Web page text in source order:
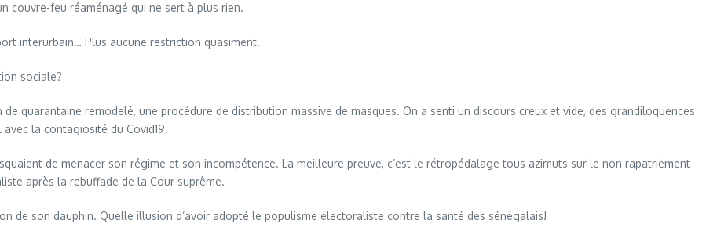
couvre-feu réaménagé qui ne sert à plus rien.
interurbain… Plus aucune restriction quasiment.
sociale?
quarantaine remodelé, une procédure de distribution massive de masques. On a senti un discours creux et vide, des grandiloquences
la contagiosité du Covid19.
de menacer son régime et son incompétence. La meilleure preuve, c’est le rétropédalage tous azimuts sur le non rapatriement
après la rebuffade de la Cour suprême.
de son dauphin. Quelle illusion d’avoir adopté le populisme électoraliste contre la santé des sénégalais!